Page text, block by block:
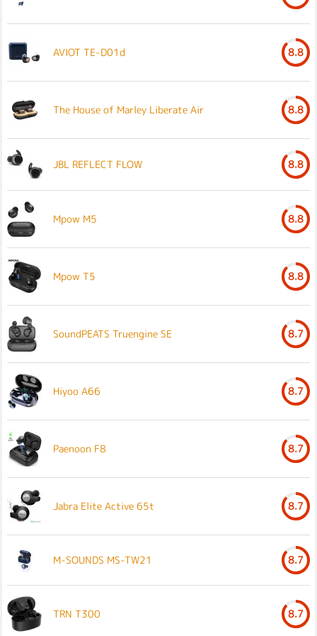
AVIOT TE-D01d 8.8
The House of Marley Liberate Air 8.8
JBL REFLECT FLOW 8.8
Mpow M5 8.8
Mpow T5 8.8
SoundPEATS Truengine SE 8.7
Hiyoo A66 8.7
Paenoon F8 8.7
Jabra Elite Active 65t 8.7
M-SOUNDS MS-TW21 8.7
TRN T300 8.7